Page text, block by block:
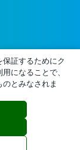
証するためにク
になることで、
とみなされま